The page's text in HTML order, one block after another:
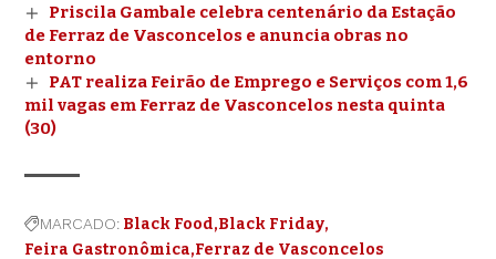
Priscila Gambale celebra centenário da Estação
de Ferraz de Vasconcelos e anuncia obras no
entorno
PAT realiza Feirão de Emprego e Serviços com 1,6
mil vagas em Ferraz de Vasconcelos nesta quinta
(30)
MARCADO: Black Food Black Friday
Feira Gastronômica Ferraz de Vasconcelos